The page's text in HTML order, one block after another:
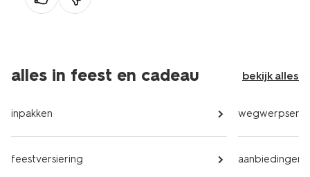
alles in feest en cadeau bekijk alles
inpakken
feestversiering aanbiedingen